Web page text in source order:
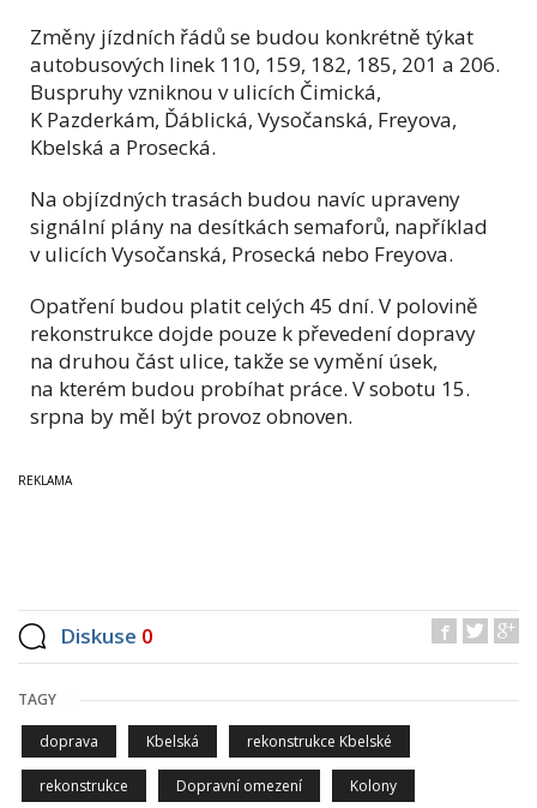
Změny jízdních řádů se budou konkrétně týkat
autobusových linek 110, 159, 182, 185, 201 a 206.
Buspruhy vzniknou v ulicích Čimická,
K Pazderkám, Ďáblická, Vysočanská, Freyova,
Kbelská a Prosecká.
Na objízdných trasách budou navíc upraveny
signální plány na desítkách semaforů, například
v ulicích Vysočanská, Prosecká nebo Freyova.
Opatření budou platit celých 45 dní. V polovině
rekonstrukce dojde pouze k převedení dopravy
na druhou část ulice, takže se vymění úsek,
na kterém budou probíhat práce. V sobotu 15.
srpna by měl být provoz obnoven.
Diskuse 0
TAGY
doprava Kbelská rekonstrukce Kbelské
rekonstrukce Dopravní omezení Kolony